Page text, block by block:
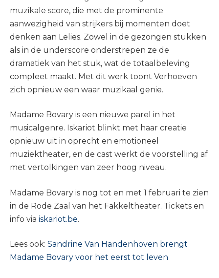
muzikale score, die met de prominente
aanwezigheid van strijkers bij momenten doet
denken aan Lelies. Zowel in de gezongen stukken
als in de underscore onderstrepen ze de
dramatiek van het stuk, wat de totaalbeleving
compleet maakt. Met dit werk toont Verhoeven
zich opnieuw een waar muzikaal genie.
Madame Bovary is een nieuwe parel in het
musicalgenre. Iskariot blinkt met haar creatie
opnieuw uit in oprecht en emotioneel
muziektheater, en de cast werkt de voorstelling af
met vertolkingen van zeer hoog niveau.
Madame Bovary is nog tot en met 1 februari te zien
in de Rode Zaal van het Fakkeltheater. Tickets en
info via iskariot.be.
Lees ook: Sandrine Van Handenhoven brengt
Madame Bovary voor het eerst tot leven